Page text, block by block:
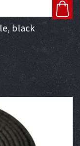
black